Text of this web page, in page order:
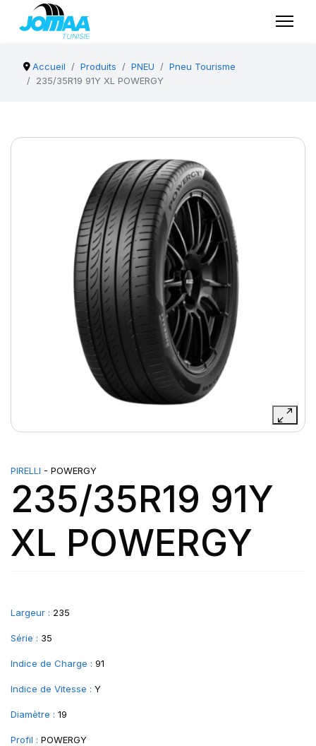
Accueil Produits PNEU
Pneu Tourisme
235/35R19 91Y XL POWERGY
PIRELLI - POWERGY
235/35R19 91Y
XL POWERGY
Largeur : 235
Série : 35
Indice de Charge : 91
Indice de Vitesse : Y
Diamètre : 19
Profil : POWERGY